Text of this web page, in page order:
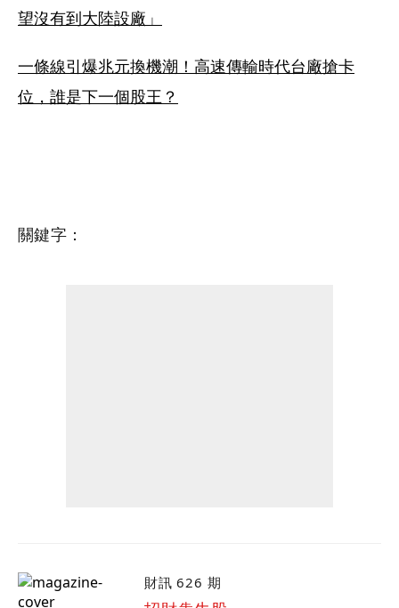
望沒有到大陸設廠」
一條線引爆兆元換機潮！高速傳輸時代台廠搶卡
位，誰是下一個股王？
關鍵字：
財訊 626 期